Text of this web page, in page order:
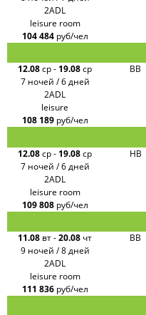
2ADL
leisure room
104 484 руб/чел
12.08ср- 19.08ср
7 ночей / 6 дней
BB
2ADL
leisure
108 189 руб/чел
12.08ср- 19.08ср
7 ночей / 6 дней
HB
2ADL
leisure room
109 808 руб/чел
11.08 вт-20.08 чт
9 ночей / 8 дней
BB
2ADL
leisure room
111 836 руб/чел